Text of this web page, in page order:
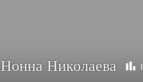
Нонна Николаева